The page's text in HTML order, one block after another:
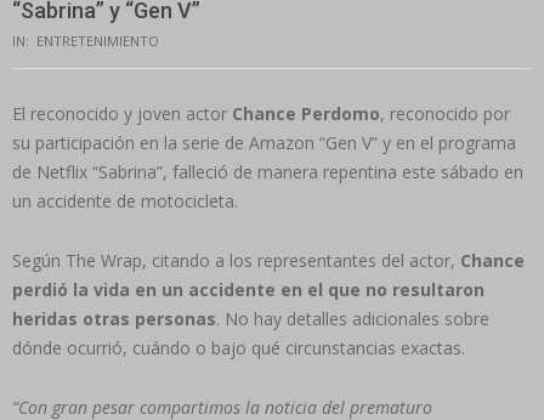
“Sabrina” y “Gen V”
IN: ENTRETENIMIENTO
El reconocido y joven actor Chance Perdomo, reconocido por
su participación en la serie de Amazon “Gen V” y en el programa
de Netflix “Sabrina”, falleció de manera repentina este sábado en
un accidente de motocicleta.
Según The Wrap, citando a los representantes del actor, Chance
perdió la vida en un accidente en el que no resultaron
heridas otras personas. No hay detalles adicionales sobre
dónde ocurrió, cuándo o bajo qué circunstancias exactas.
“Con gran pesar compartimos la noticia del prematuro